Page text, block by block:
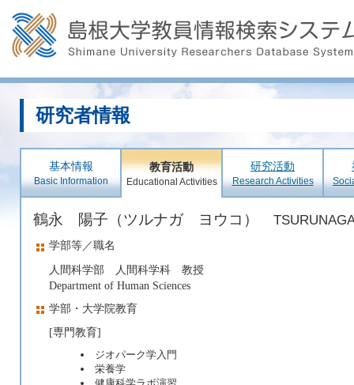
研究者情報
基本情報
Basic Information
教育活動
Educational Activities
研究活動
Research Activities
鶴永 陽子（ツルナガ ヨウコ）
学部等／職名
人間科学部 人間科学科 教授
Department of Human Sciences
学部・大学院教育
[専門教育]
ジオパーク学入門
栄養学